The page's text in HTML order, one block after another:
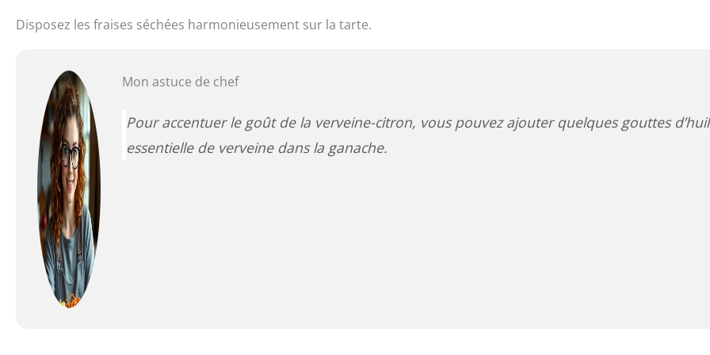
Disposez les fraises séchées harmonieusement sur la tarte.
Mon astuce de chef
Pour accentuer le goût de la verveine-citron, vous pouvez ajouter quelques gouttes
essentielle de verveine dans la ganache.